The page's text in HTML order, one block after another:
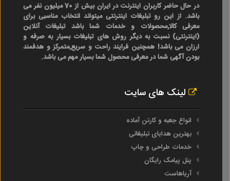
در حال حاضر کاربران اینترنت در ایران بیش از 70 میلیون نفر می
باشد. از این رو تبلیغات اینترنتی میتواند انتخاب مناسبی برای
معرفی کالا,محصولات و خدمات شما باشد تبلیغات آنلاین
(اینترنتی) نسبت به دیگر روش های تبلیغات بسیار به صرفه و
ارزان می باشد! همچنین فرایند راحت و سریع,متمرکز و هدفمند
بودن آگهی شما در معرفی محصول شما بسیار مهم می باشد.
لینک های سایت
انواع جعبه و کارتن آماده
بهترین هدایای تبلیغاتی
خدمات طراحی و چاپ
پنل پیامک رایگان
آریاهاست